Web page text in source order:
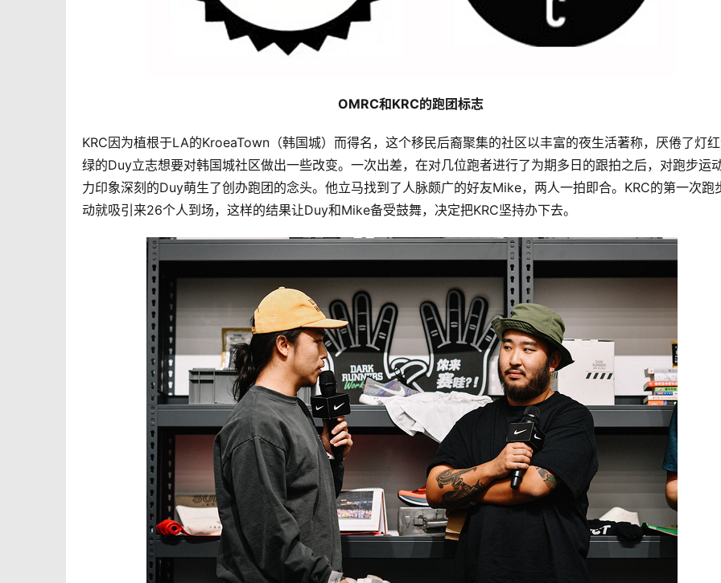
OMRC和KRC的跑团标志
KRC因为植根于LA的KroeaTown（韩国城）而得名，这个移民后裔聚集的社区以丰富的夜生活著称，厌倦了灯
绿的Duy立志想要对韩国城社区做出一些改变。一次出差，在对几位跑者进行了为期多日的跟拍之后，对跑步运
力印象深刻的Duy萌生了创办跑团的念头。他立马找到了人脉颇广的好友Mike，两人一拍即合。KRC的第一次跑
动就吸引来26个人到场，这样的结果让Duy和Mike备受鼓舞，决定把KRC坚持办下去。